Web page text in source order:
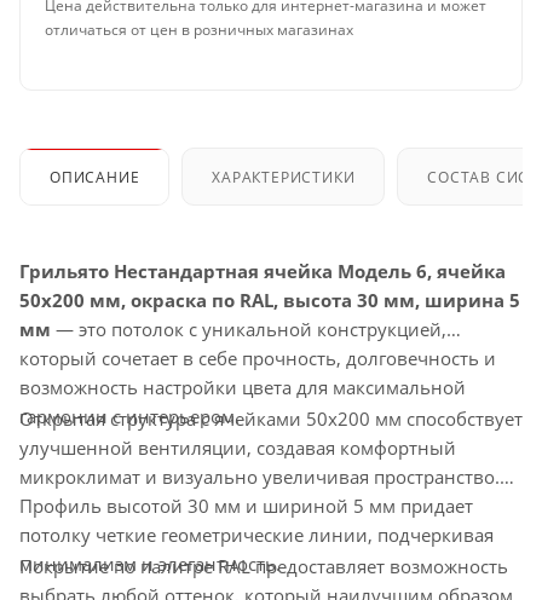
Цена действительна только для интернет-магазина и может
отличаться от цен в розничных магазинах
ОПИСАНИЕ ХАРАКТЕРИСТИКИ СОСТАВ
Грильято Нестандартная ячейка Модель 6, ячейка
50х200 мм, окраска по RAL, высота 30 мм, ширина 5
мм — это потолок с уникальной конструкцией,
который сочетает в себе прочность, долговечность и
возможность настройки цвета для максимальной
гармонии с интерьером.
Открытая структура с ячейками 50х200 мм способствует
улучшенной вентиляции, создавая комфортный
микроклимат и визуально увеличивая пространство.
Профиль высотой 30 мм и шириной 5 мм придает
потолку четкие геометрические линии, подчеркивая
минимализм и элегантность.
Покрытие по палитре RAL предоставляет возможность
выбрать любой оттенок, который наилучшим образом